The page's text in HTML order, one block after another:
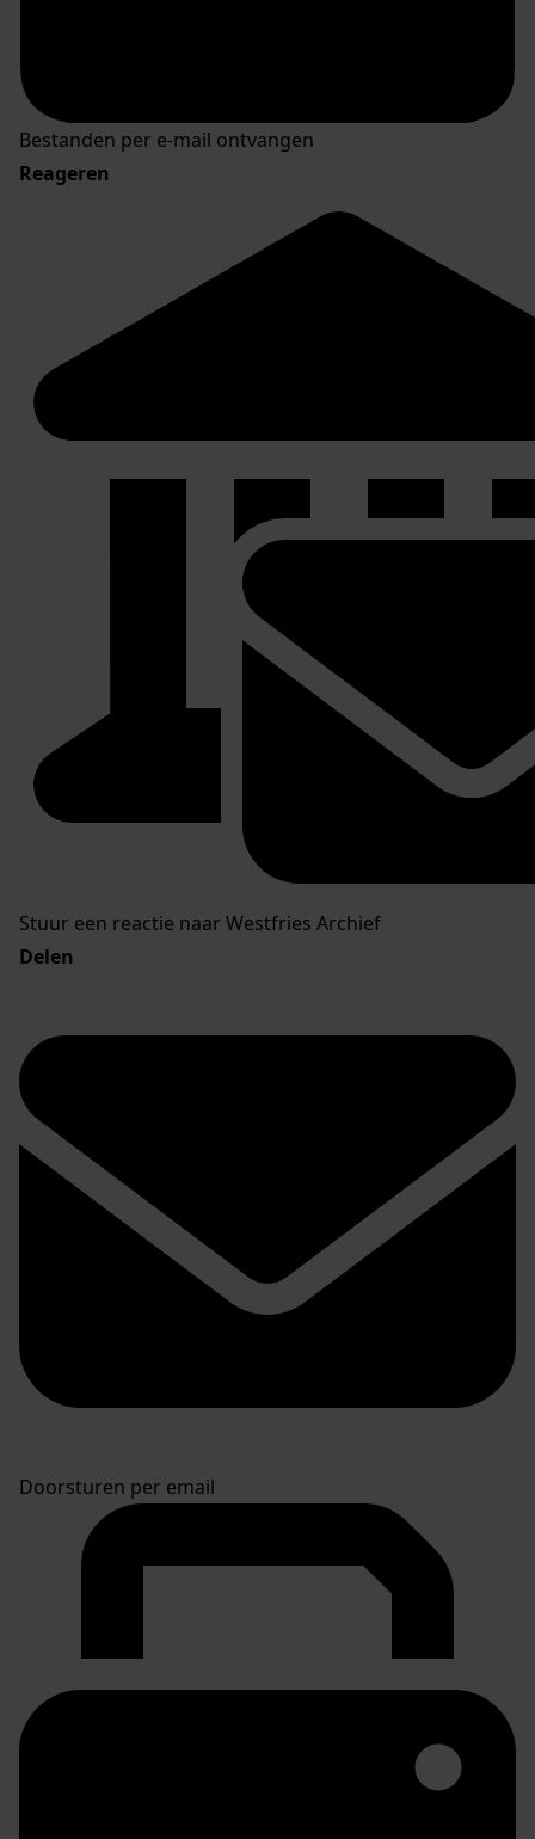
Bestanden per e-mail ontvangen
Reageren
Stuur een reactie naar Westfries Archief
Delen
Doorsturen per email